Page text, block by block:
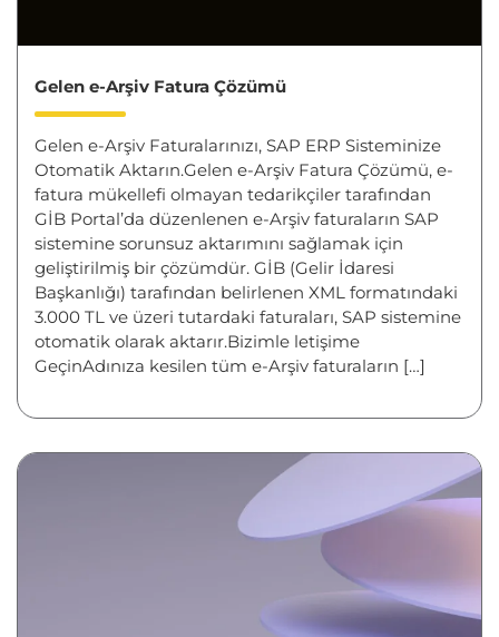
Gelen e-Arşiv Fatura Çözümü
Gelen e-Arşiv Faturalarınızı, SAP ERP Sisteminize
Otomatik Aktarın.Gelen e-Arşiv Fatura Çözümü, e-
fatura mükellefi olmayan tedarikçiler tarafından
GİB Portal’da düzenlenen e-Arşiv faturaların SAP
sistemine sorunsuz aktarımını sağlamak için
geliştirilmiş bir çözümdür. GİB (Gelir İdaresi
Başkanlığı) tarafından belirlenen XML formatındaki
3.000 TL ve üzeri tutardaki faturaları, SAP sistemine
otomatik olarak aktarır.Bizimle letişime
GeçinAdınıza kesilen tüm e-Arşiv faturaların […]